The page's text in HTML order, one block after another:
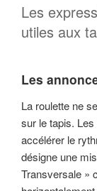
Les
utiles aux
Les
La roulette ne
sur le tapis.
accélérer le
désigne une
Transversale »